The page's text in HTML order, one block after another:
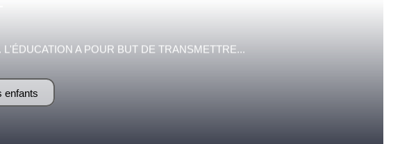
A POUR BUT DE TRANSMETTRE...
enfants